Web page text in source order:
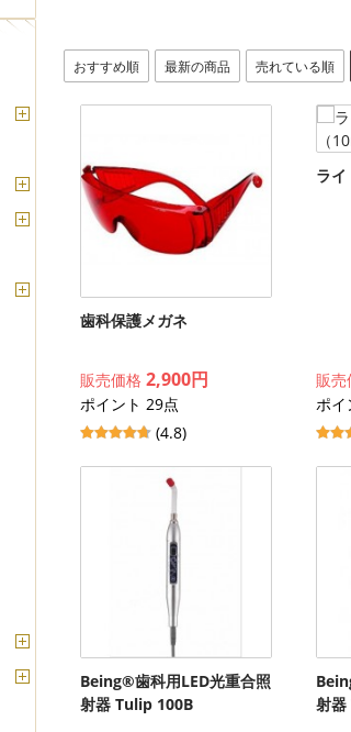
おすすめ順 最新の商品 売れている順
歯科保護メガネ
販売価格 2,900円
ポイント 29点
(4.8)
ライ
販
ポ
Being®歯科用LED光重合照
射器 Tulip 100B
射